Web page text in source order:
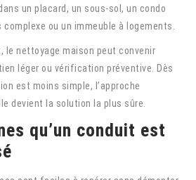
un placard, un sous-sol, un condo
complexe ou un immeuble à logements.
le nettoyage maison peut convenir
léger ou vérification préventive. Dès
est moins simple, l’approche
devient la solution la plus sûre.
qu’un conduit est